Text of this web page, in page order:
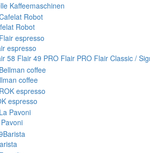
Robot
espresso
58 Flair 49 PRO Flair PRO Flair Classic /
coffee
espresso